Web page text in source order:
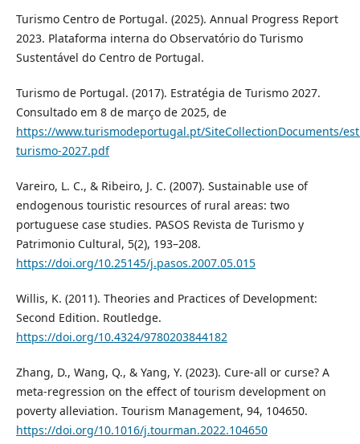
Turismo Centro de Portugal. (2025). Annual Progress Report
2023. Plataforma interna do Observatório do Turismo
Sustentável do Centro de Portugal.
Turismo de Portugal. (2017). Estratégia de Turismo 2027.
Consultado em 8 de março de 2025, de
https://www.turismodeportugal.pt/SiteCollectionDocuments/
turismo-2027.pdf
Vareiro, L. C., & Ribeiro, J. C. (2007). Sustainable use of
endogenous touristic resources of rural areas: two
portuguese case studies. PASOS Revista de Turismo y
Patrimonio Cultural, 5(2), 193–208.
https://doi.org/10.25145/j.pasos.2007.05.015
Willis, K. (2011). Theories and Practices of Development:
Second Edition. Routledge.
https://doi.org/10.4324/9780203844182
Zhang, D., Wang, Q., & Yang, Y. (2023). Cure-all or curse? A
meta-regression on the effect of tourism development on
poverty alleviation. Tourism Management, 94, 104650.
https://doi.org/10.1016/j.tourman.2022.104650